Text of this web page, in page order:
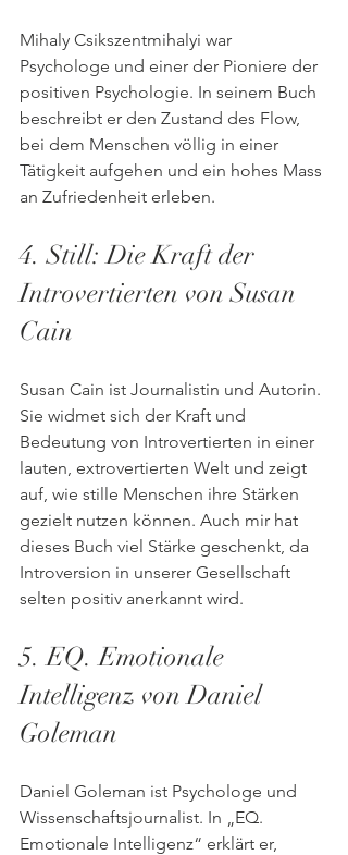
Mihaly Csikszentmihalyi war
Psychologe und einer der Pioniere der
positiven Psychologie. In seinem Buch
beschreibt er den Zustand des Flow,
bei dem Menschen völlig in einer
Tätigkeit aufgehen und ein hohes Mass
an Zufriedenheit erleben.
4. Still: Die Kraft der
Introvertierten von Susan
Cain
Susan Cain ist Journalistin und Autorin.
Sie widmet sich der Kraft und
Bedeutung von Introvertierten in einer
lauten, extrovertierten Welt und zeigt
auf, wie stille Menschen ihre Stärken
gezielt nutzen können. Auch mir hat
dieses Buch viel Stärke geschenkt, da
Introversion in unserer Gesellschaft
selten positiv anerkannt wird.
5. EQ. Emotionale
Intelligenz von Daniel
Goleman
Daniel Goleman ist Psychologe und
Wissenschaftsjournalist. In „EQ.
Emotionale Intelligenz“ erklärt er,